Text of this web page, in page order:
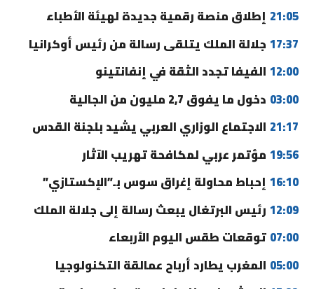
21:05 إطلاق منصة رقمية جديدة لهيئة الأطباء
17:37 جلالة الملك يتلقى رسالة من رئيس أوكرانيا
12:00 الفيفا تجدد الثقة في إنفانتينو
03:00 دخول ما يفوق 2,7 مليون من الجالية
21:17 الاجتماع الوزاري العربي يشيد بلجنة القدس
19:56 مؤتمر عربي لمكافحة تهريب الآثار
16:10 إحباط محاولة إغراق سوس بـ”الإكستازي”
12:09 رئيس البرتغال يبعث رسالة إلى جلالة الملك
07:00 توقعات طقس اليوم الأربعاء
05:00 المغرب يطارد أرباح عمالقة التكنولوجيا